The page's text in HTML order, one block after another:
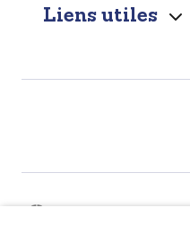
Liens utiles